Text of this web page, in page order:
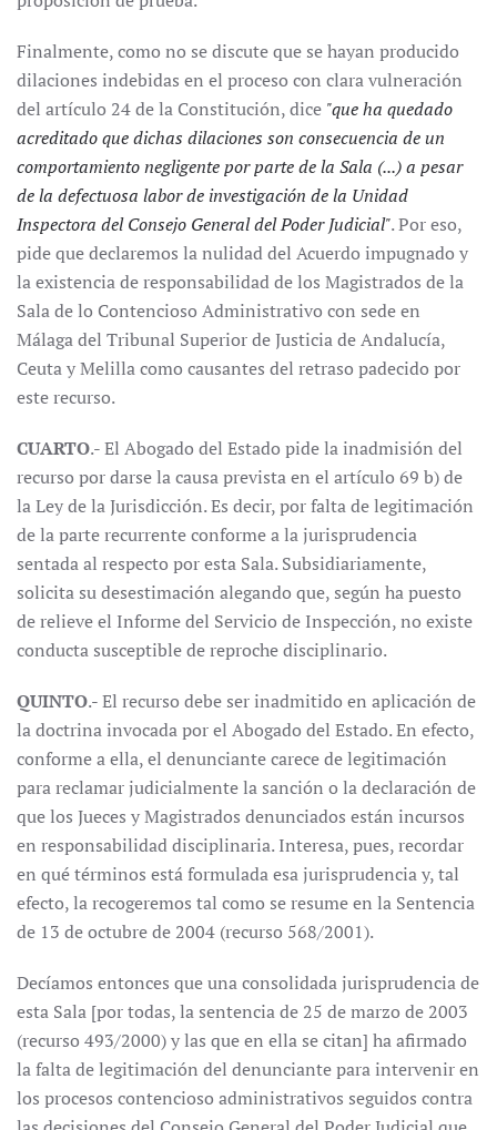
Finalmente, como no se discute que se hayan producido
dilaciones indebidas en el proceso con clara vulneración
del artículo 24 de la Constitución, dice "que ha quedado
acreditado que dichas dilaciones son consecuencia de un
comportamiento negligente por parte de la Sala (...) a pesar
de la defectuosa labor de investigación de la Unidad
Inspectora del Consejo General del Poder Judicial". Por eso,
pide que declaremos la nulidad del Acuerdo impugnado y
la existencia de responsabilidad de los Magistrados de la
Sala de lo Contencioso Administrativo con sede en
Málaga del Tribunal Superior de Justicia de Andalucía,
Ceuta y Melilla como causantes del retraso padecido por
este recurso.
CUARTO.- El Abogado del Estado pide la inadmisión del
recurso por darse la causa prevista en el artículo 69 b) de
la Ley de la Jurisdicción. Es decir, por falta de legitimación
de la parte recurrente conforme a la jurisprudencia
sentada al respecto por esta Sala. Subsidiariamente,
solicita su desestimación alegando que, según ha puesto
de relieve el Informe del Servicio de Inspección, no existe
conducta susceptible de reproche disciplinario.
QUINTO.- El recurso debe ser inadmitido en aplicación de
la doctrina invocada por el Abogado del Estado. En efecto,
conforme a ella, el denunciante carece de legitimación
para reclamar judicialmente la sanción o la declaración de
que los Jueces y Magistrados denunciados están incursos
en responsabilidad disciplinaria. Interesa, pues, recordar
en qué términos está formulada esa jurisprudencia y, tal
efecto, la recogeremos tal como se resume en la Sentencia
de 13 de octubre de 2004 (recurso 568/2001).
Decíamos entonces que una consolidada jurisprudencia de
esta Sala [por todas, la sentencia de 25 de marzo de 2003
(recurso 493/2000) y las que en ella se citan] ha afirmado
la falta de legitimación del denunciante para intervenir en
los procesos contencioso administrativos seguidos contra